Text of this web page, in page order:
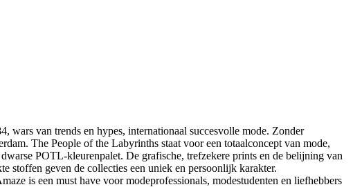
wars van trends en hypes, internationaal succesvolle mode. Zonder
The People of the Labyrinths staat voor een totaalconcept van mode,
POTL-kleurenpalet. De grafische, trefzekere prints en de belijning van
stoffen geven de collecties een uniek en persoonlijk karakter.
is een must have voor modeprofessionals, modestudenten en liefhebbers